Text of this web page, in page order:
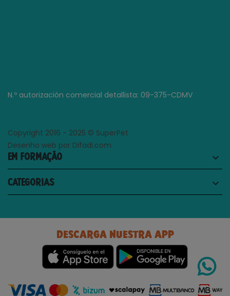
N.º autorización comercial detallista: 09-375-CDMV
Copyright 2016 - 2025 © SuperPet
Desenho web por Difadi.com
EM FORMAÇÃO keyboard_arrow_down
CATEGORIAS keyboard_arrow_down
DESCARGA NUESTRA APP